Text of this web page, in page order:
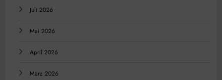
Juli 2026
Mai 2026
April 2026
März 2026